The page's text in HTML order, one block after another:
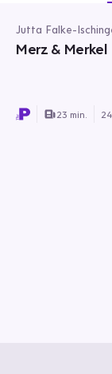
Jutta Falke-
Merz & Merkel
23 min.